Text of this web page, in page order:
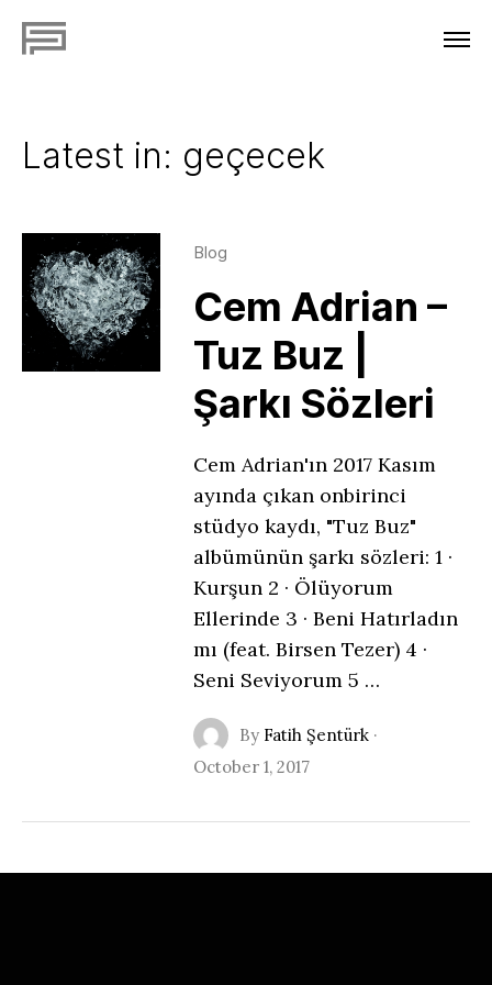
Latest in: geçecek
Blog
Cem Adrian –
Tuz Buz |
Şarkı Sözleri
Cem Adrian'ın 2017 Kasım
ayında çıkan onbirinci
stüdyo kaydı, "Tuz Buz"
albümünün şarkı sözleri: 1 ·
Kurşun 2 · Ölüyorum
Ellerinde 3 · Beni Hatırladın
mı (feat. Birsen Tezer) 4 ·
Seni Seviyorum 5 …
By Fatih Şentürk·
October 1, 2017